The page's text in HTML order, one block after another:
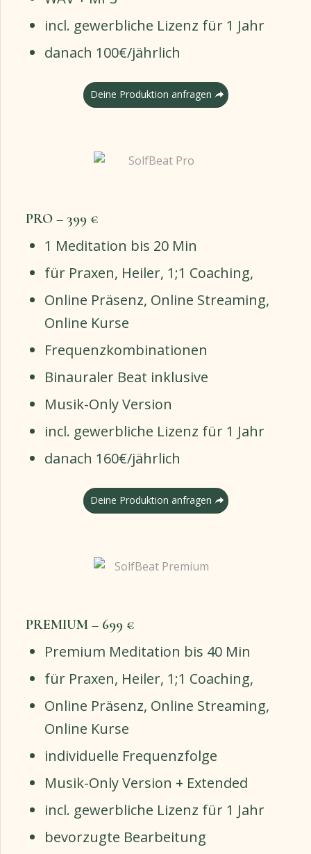
incl. gewerbliche Lizenz für 1 Jahr
danach 100€/jährlich
Deine Produktion anfragen
PRO – 399 €
1 Meditation bis 20 Min
für Praxen, Heiler, 1;1 Coaching,
Online Präsenz, Online Streaming,
Online Kurse
Frequenzkombinationen
Binauraler Beat inklusive
Musik-Only Version
incl. gewerbliche Lizenz für 1 Jahr
danach 160€/jährlich
Deine Produktion anfragen
PREMIUM – 699 €
Premium Meditation bis 40 Min
für Praxen, Heiler, 1;1 Coaching,
Online Präsenz, Online Streaming,
Online Kurse
individuelle Frequenzfolge
Musik-Only Version + Extended
incl. gewerbliche Lizenz für 1 Jahr
bevorzugte Bearbeitung